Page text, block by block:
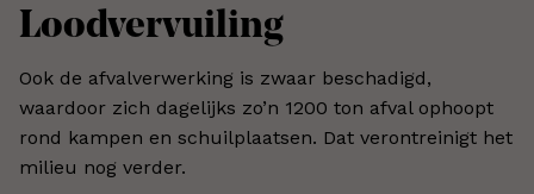
Loodvervuiling
Ook de afvalverwerking is zwaar beschadigd,
waardoor zich dagelijks zo’n 1200 ton afval ophoopt
rond kampen en schuilplaatsen. Dat verontreinigt het
milieu nog verder.